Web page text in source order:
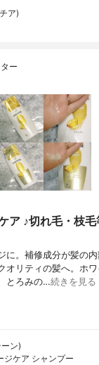
ア)
ー
ア ♪切れ毛・枝
に。補修成分が髪の
オリティの髪へ。ホ
とろみの…続きを見る
ン)
ジケア シャンプー